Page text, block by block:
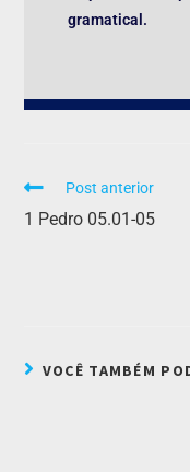
gramatical.
Post anterior
1 Pedro 05.01-05
VOCÊ TAMBÉM